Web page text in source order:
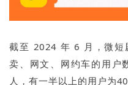
截至 2024 年 6 月，微短
卖、网文、网约车的用户
人，有一半以上的用户为